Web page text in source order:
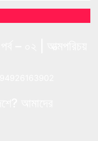
– ০২ | আত্মপরিচয়